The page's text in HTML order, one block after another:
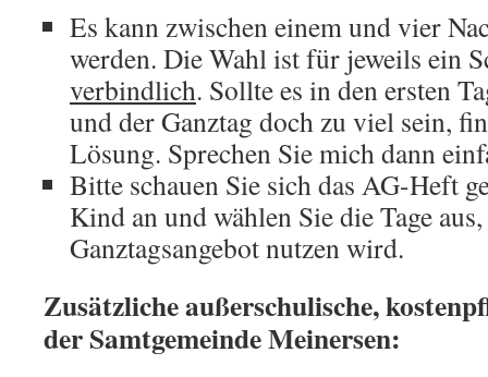
Es kann zwischen einem und vier
werden. Die Wahl ist für jeweils ein
verbindlich. Sollte es in den ersten
und der Ganztag doch zu viel sein,
Lösung. Sprechen Sie mich dann
Bitte schauen Sie sich das AG-Heft
Kind an und wählen Sie die Tage
Ganztagsangebot nutzen wird.
Zusätzliche außerschulische,
der Samtgemeinde Meinersen: